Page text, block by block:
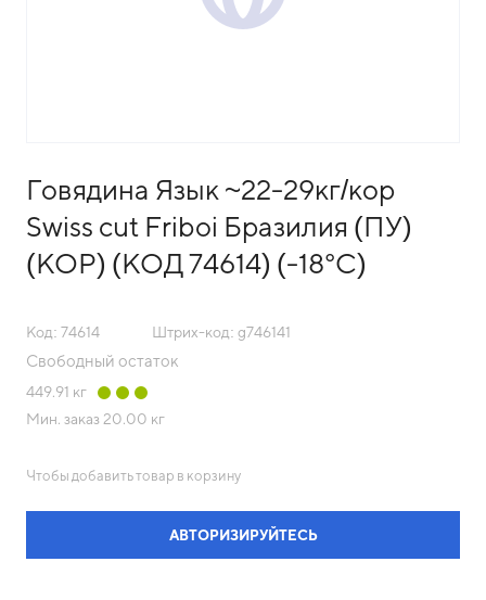
Говядина Язык ~22-29кг/кор
Swiss cut Friboi Бразилия (ПУ)
(КОР) (КОД 74614) (-18°С)
Код: 74614 Штрих-код: g746141
Свободный остаток
449.91 кг
Мин. заказ 20.00 кг
Чтобы добавить товар в корзину
АВТОРИЗИРУЙТЕСЬ